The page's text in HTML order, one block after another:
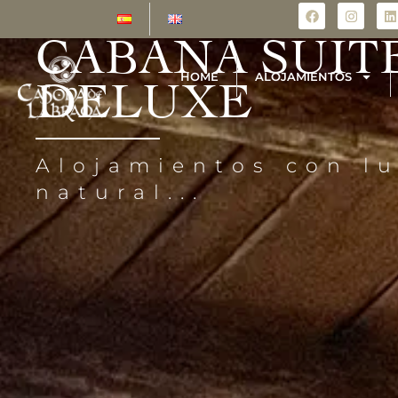
HOME ALOJAMIENTOS
HOME ALOJAMIENTOS
CABAÑA
DELUXE
Alojamientos con
natural...